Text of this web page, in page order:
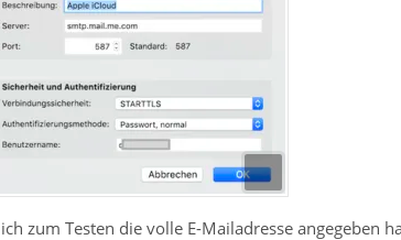
zum Testen die volle E-Mailadresse angegeben